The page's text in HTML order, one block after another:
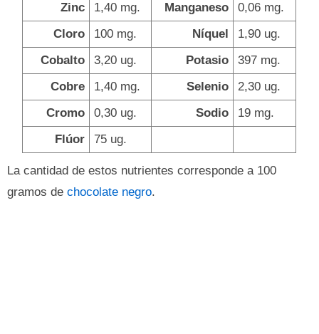
Zinc
1,40 mg. Manganeso
0,06 mg.
Cloro
100 mg. Níquel
1,90 ug.
Cobalto
3,20 ug. Potasio
397 mg.
Cobre
1,40 mg. Selenio
2,30 ug.
Cromo
0,30 ug. Sodio
19 mg.
Flúor
75 ug.
La cantidad de estos nutrientes corresponde a 100
gramos de chocolate negro.